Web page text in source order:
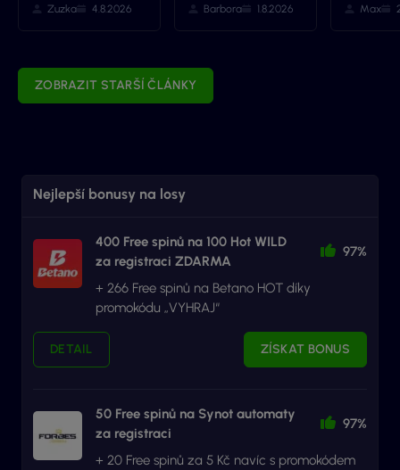
Zuzka 4.8.2026 Barbora 1.8.2026 Max
ZOBRAZIT STARŠÍ ČLÁNKY
Nejlepší bonusy na losy
400 Free spinů na 100 Hot WILD
za registraci ZDARMA
97%
+ 266 Free spinů na Betano HOT díky
promokódu „VYHRAJ“
DETAIL ZÍSKAT BONUS
50 Free spinů na Synot automaty
za registraci
97%
+ 20 Free spinů za 5 Kč navíc s promokódem